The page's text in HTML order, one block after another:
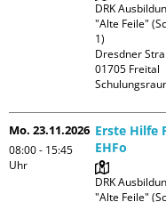
DRK
"Alte Feile"
1)
Dresdner
01705 Freital
Mo. 23.11.2026
08:00 - 15:45
Uhr
Erste Hilfe
EHFo
DRK
"Alte Feile"